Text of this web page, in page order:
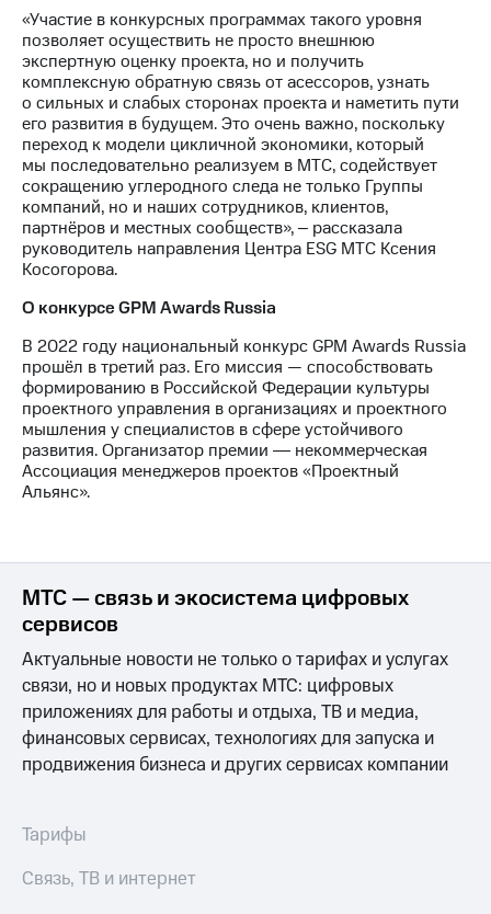
облигаций
Описание
Еврооблигации-2023
Уведомление
о
погашении
именных
облигаций
Другое
Регистратор
Реквизиты
Контакты
развитие
деловая этика
На главную
«Участие в конкурсных программах такого уровня
позволяет осуществить не просто внешнюю
экспертную оценку проекта, но и получить
комплексную обратную связь от асессоров, узнать
о сильных и слабых сторонах проекта и наметить пути
его развития в будущем. Это очень важно, поскольку
переход к модели цикличной экономики, который
мы последовательно реализуем в МТС, содействует
сокращению углеродного следа не только Группы
компаний, но и наших сотрудников, клиентов,
партнёров и местных сообществ», ‒ рассказала
руководитель направления Центра ESG МТС Ксения
Косогорова.
О конкурсе GPM Awards Russia
В 2022 году национальный конкурс GPM Awards Russia
прошёл в третий раз. Его миссия — способствовать
формированию в Российской Федерации культуры
проектного управления в организациях и проектного
мышления у специалистов в сфере устойчивого
развития. Организатор премии ― некоммерческая
Ассоциация менеджеров проектов «Проектный
Альянс».
МТС — связь и экосистема цифровых
сервисов
Актуальные новости не только о тарифах и услугах
связи, но и новых продуктах МТС: цифровых
приложениях для работы и отдыха, ТВ и медиа,
финансовых сервисах, технологиях для запуска и
продвижения бизнеса и других сервисах компании
Тарифы
Связь, ТВ и интернет